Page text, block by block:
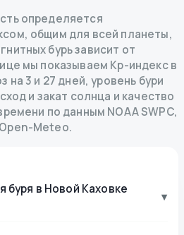
определяется
общим для всей планеты,
бурь зависит от
мы показываем Kp-индекс в
на 3 и 27 дней, уровень бури
и закат солнца и качество
по данным NOAA SWPC,
Meteo.
буря в Новой Каховке
▾